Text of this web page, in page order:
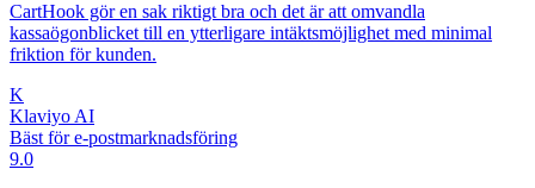
CartHook gör en sak riktigt bra och det är att omvandla
kassaögonblicket till en ytterligare intäktsmöjlighet med minimal
friktion för kunden.
K
Klaviyo AI
Bäst för e-postmarknadsföring
9.0